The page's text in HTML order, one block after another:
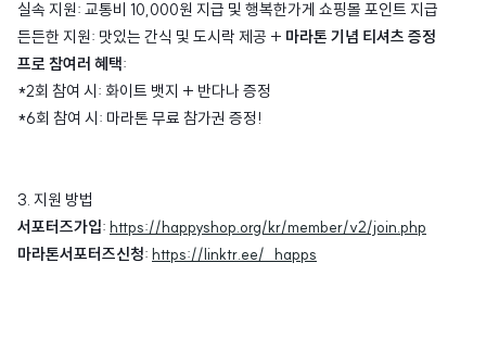
실속 지원: 교통비 10,000원 지급 및 행복한가게 쇼핑몰 포인트 지급
든든한 지원: 맛있는 간식 및 도시락 제공 + 마라톤 기념 티셔츠 증정
프로 참여러 혜택:
*2회 참여 시: 화이트 뱃지 + 반다나 증정
*6회 참여 시: 마라톤 무료 참가권 증정!
3. 지원 방법
서포터즈가입: https://happyshop.org/kr/member/v2/join.php
마라톤서포터즈신청: https://linktr.ee/_happs